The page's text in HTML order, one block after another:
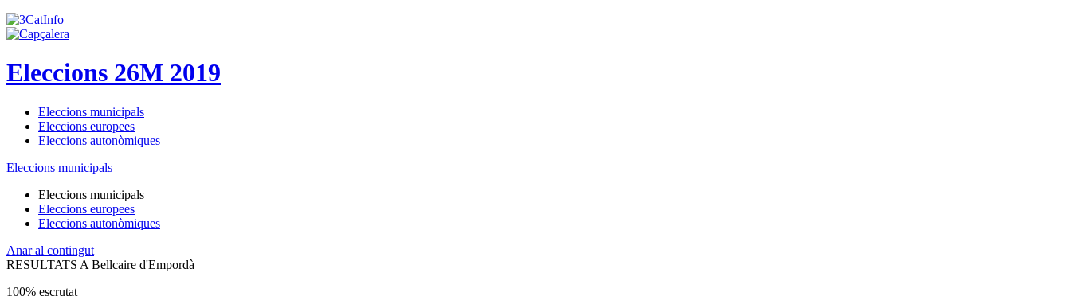
Eleccions 26M 2019
Eleccions municipals
Eleccions europees
Eleccions autonòmiques
Eleccions municipals
Eleccions municipals
Eleccions europees
Eleccions autonòmiques
Anar al contingut
RESULTATS A Bellcaire d'Empordà
100% escrutat